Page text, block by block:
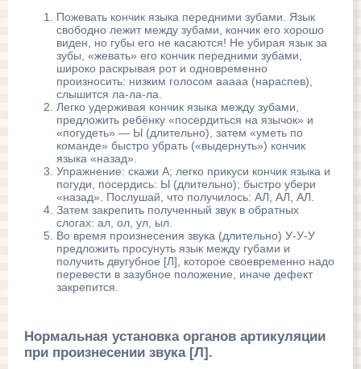
Пожевать кончик языка передними зубами. Язык
свободно лежит между зубами, кончик его хорошо
виден, но губы его не касаются! Не убирая язык за
зубы, «жевать» его кончик передними зубами,
широко раскрывая рот и одновременно
произносить: низким голосом ааааа (нараспев),
слышится ла-ла-ла.
Легко удерживая кончик языка между зубами,
предложить ребёнку «посердиться на язычок» и
«погудеть» — Ы (длительно), затем «уметь по
команде» быстро убрать («выдер­нуть») кончик
языка «назад».
Упражнение: скажи А; легко прикуси кончик языка и
погуди, посердись: Ы (длительно); быстро убери
«назад». Послушай, что получилось: АЛ, АЛ, АЛ.
Затем закрепить полученный звук в обратных
слогах: ал, ол, ул, ыл.
Во время произнесения звука (длительно) У-У-У
предложить просунуть язык между губами и
получить двугубное [Л], которое своевременно надо
перевести в зазубное положение, иначе дефект
закрепится.
Нормальная установка органов артикуляции
при произнесении звука [Л].